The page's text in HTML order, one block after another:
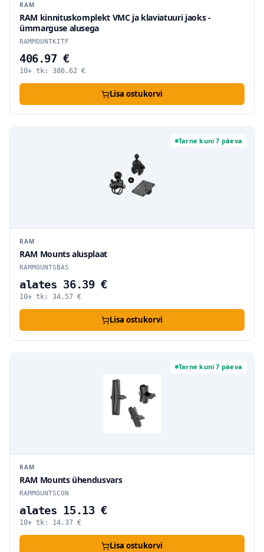
RAM
RAM kinnituskomplekt VMC ja klaviatuuri jaoks -
ümmarguse alusega
RAMMOUNTKITF
406.97 €
10+ tk: 386.62 €
Lisa ostukorvi
Tarne kuni 7 päeva
RAM
RAM Mounts alusplaat
RAMMOUNTSBAS
alates 36.39 €
10+ tk: 34.57 €
Lisa ostukorvi
Tarne kuni 7 päeva
RAM
RAM Mounts ühendusvars
RAMMOUNTSCON
alates 15.13 €
10+ tk: 14.37 €
Lisa ostukorvi